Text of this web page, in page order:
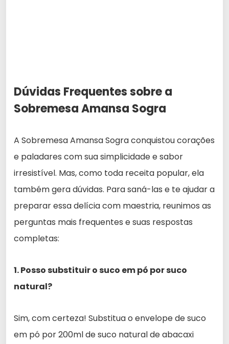
Dúvidas Frequentes sobre a
Sobremesa Amansa Sogra
A Sobremesa Amansa Sogra conquistou corações
e paladares com sua simplicidade e sabor
irresistível. Mas, como toda receita popular, ela
também gera dúvidas. Para saná-las e te ajudar a
preparar essa delícia com maestria, reunimos as
perguntas mais frequentes e suas respostas
completas:
1. Posso substituir o suco em pó por suco
natural?
Sim, com certeza! Substitua o envelope de suco
em pó por 200ml de suco natural de abacaxi